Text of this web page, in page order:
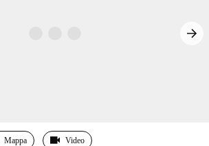
Mappa Video